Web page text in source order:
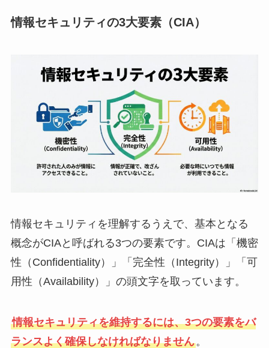
情報セキュリティの3大要素（CIA）
情報セキュリティを理解するうえで、基本となる
概念がCIAと呼ばれる3つの要素です。CIAは「機密
性（Confidentiality）」「完全性（Integrity）」「可
用性（Availability）」の頭文字を取っています。
情報セキュリティを維持するには、3つの要素をバ
ランスよく確保しなければなりません。